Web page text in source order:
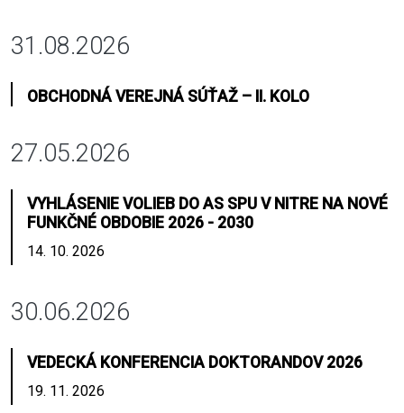
31.08.2026
OBCHODNÁ VEREJNÁ SÚŤAŽ – II. KOLO
27.05.2026
VYHLÁSENIE VOLIEB DO AS SPU V NITRE NA NOVÉ
FUNKČNÉ OBDOBIE 2026 - 2030
14. 10. 2026
30.06.2026
VEDECKÁ KONFERENCIA DOKTORANDOV 2026
19. 11. 2026